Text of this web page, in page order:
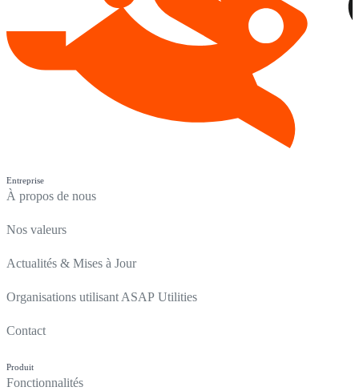
Entreprise
À propos de nous
Nos valeurs
Actualités & Mises à Jour
Organisations utilisant ASAP Utilities
Contact
Produit
Fonctionnalités